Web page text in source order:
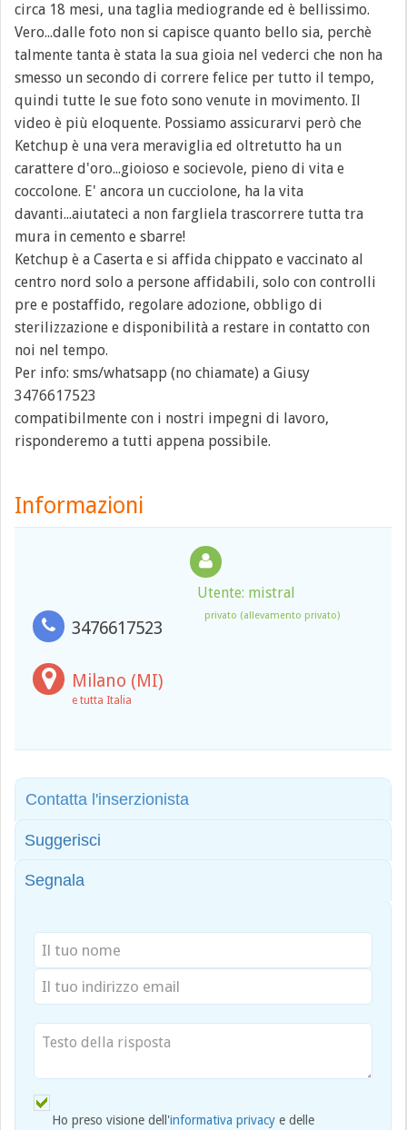
circa 18 mesi, una taglia mediogrande ed è bellissimo.
Vero...dalle foto non si capisce quanto bello sia, perchè
talmente tanta è stata la sua gioia nel vederci che non ha
smesso un secondo di correre felice per tutto il tempo,
quindi tutte le sue foto sono venute in movimento. Il
video è più eloquente. Possiamo assicurarvi però che
Ketchup è una vera meraviglia ed oltretutto ha un
carattere d'oro...gioioso e socievole, pieno di vita e
coccolone. E' ancora un cucciolone, ha la vita
davanti...aiutateci a non fargliela trascorrere tutta tra
mura in cemento e sbarre!
Ketchup è a Caserta e si affida chippato e vaccinato al
centro nord solo a persone affidabili, solo con controlli
pre e postaffido, regolare adozione, obbligo di
sterilizzazione e disponibilità a restare in contatto con
noi nel tempo.
Per info: sms/whatsapp (no chiamate) a Giusy
3476617523
compatibilmente con i nostri impegni di lavoro,
risponderemo a tutti appena possibile.
Informazioni
3476617523
Utente: mistral
privato (allevamento privato)
Milano (MI)
e tutta Italia
Contatta l'inserzionista
Suggerisci
Segnala
Ho preso visione dell'informativa privacy e delle